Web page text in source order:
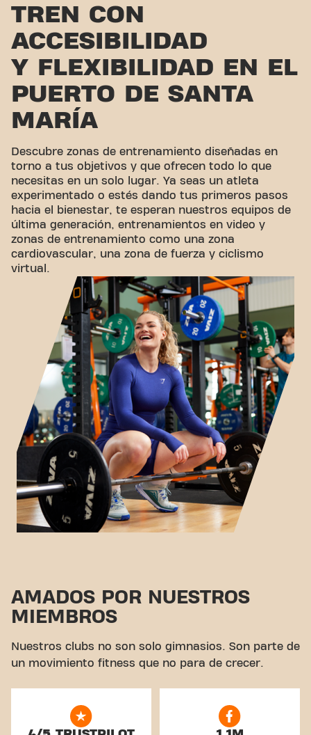
TREN CON
ACCESIBILIDAD
Y FLEXIBILIDAD EN EL
PUERTO DE SANTA
MARÍA
Descubre zonas de entrenamiento diseñadas en
torno a tus objetivos y que ofrecen todo lo que
necesitas en un solo lugar. Ya seas un atleta
experimentado o estés dando tus primeros pasos
hacia el bienestar, te esperan nuestros equipos de
última generación, entrenamientos en video y
zonas de entrenamiento como una zona
cardiovascular, una zona de fuerza y ​​ciclismo
virtual.
AMADOS POR NUESTROS
MIEMBROS
Nuestros clubs no son solo gimnasios. Son parte de
un movimiento fitness que no para de crecer.